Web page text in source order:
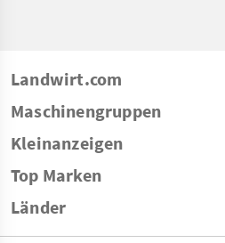
Landwirt.com
Maschinengruppen
Kleinanzeigen
Top Marken
Länder